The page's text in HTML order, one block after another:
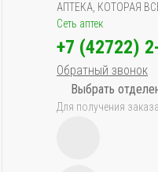
АПТЕКА, КОТОРАЯ
Сеть аптек
+7 (42722)
Обратный звонок
Выбрать
Для получения заказа